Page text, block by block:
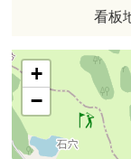
看板
+
−